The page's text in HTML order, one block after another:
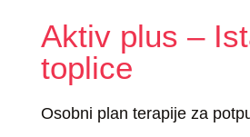
Aktiv plus –
toplice
Osobni plan terapije za